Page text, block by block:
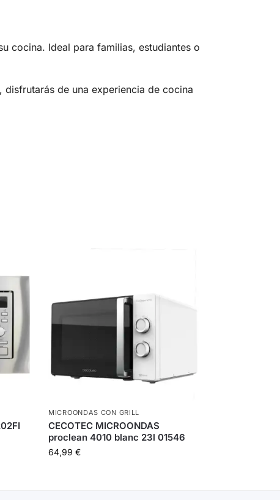
cocina. Ideal para familias, estudiantes o
de una experiencia de cocina
MICROONDAS CON GRILL
CECOTEC MICROONDAS
proclean 4010 blanc 23l 01546
64,99€